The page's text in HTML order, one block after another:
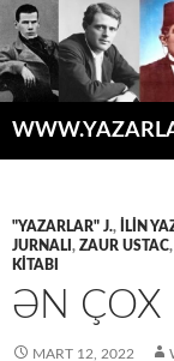
"YAZARLAR" J., İLİN
JURNALI , ZAUR USTAC,
KİTABI
ƏN ÇOX
MART 12, 2022